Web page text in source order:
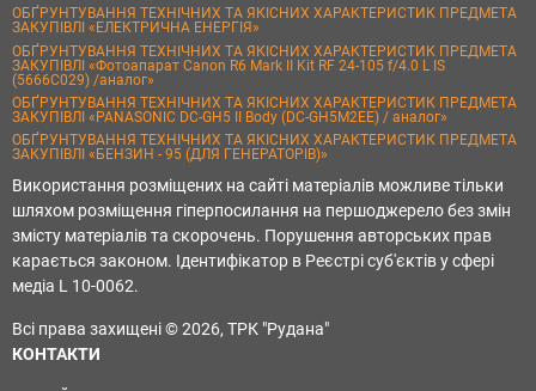
ОБҐРУНТУВАННЯ ТЕХНІЧНИХ ТА ЯКІСНИХ ХАРАКТЕРИСТИК ПРЕДМЕТА
ЗАКУПІВЛІ «ЕЛЕКТРИЧНА ЕНЕРГІЯ»
ОБҐРУНТУВАННЯ ТЕХНІЧНИХ ТА ЯКІСНИХ ХАРАКТЕРИСТИК ПРЕДМЕТА
ЗАКУПІВЛІ «Фотоапарат Canon R6 Mark II Kit RF 24-105 f/4.0 L IS
(5666C029) /аналог»
ОБҐРУНТУВАННЯ ТЕХНІЧНИХ ТА ЯКІСНИХ ХАРАКТЕРИСТИК ПРЕДМЕТА
ЗАКУПІВЛІ «PANASONIC DC-GH5 II Body (DC-GH5M2EE) / аналог»
ОБҐРУНТУВАННЯ ТЕХНІЧНИХ ТА ЯКІСНИХ ХАРАКТЕРИСТИК ПРЕДМЕТА
ЗАКУПІВЛІ «БЕНЗИН - 95 (ДЛЯ ГЕНЕРАТОРІВ)»
Використання розміщених на сайті матеріалів можливе тільки
шляхом розміщення гіперпосилання на першоджерело без змін
змісту матеріалів та скорочень. Порушення авторських прав
карається законом. Ідентифікатор в Реєстрі суб'єктів у сфері
медіа L 10-0062.
Всі права захищені © 2026, ТРК "Рудана"
КОНТАКТИ